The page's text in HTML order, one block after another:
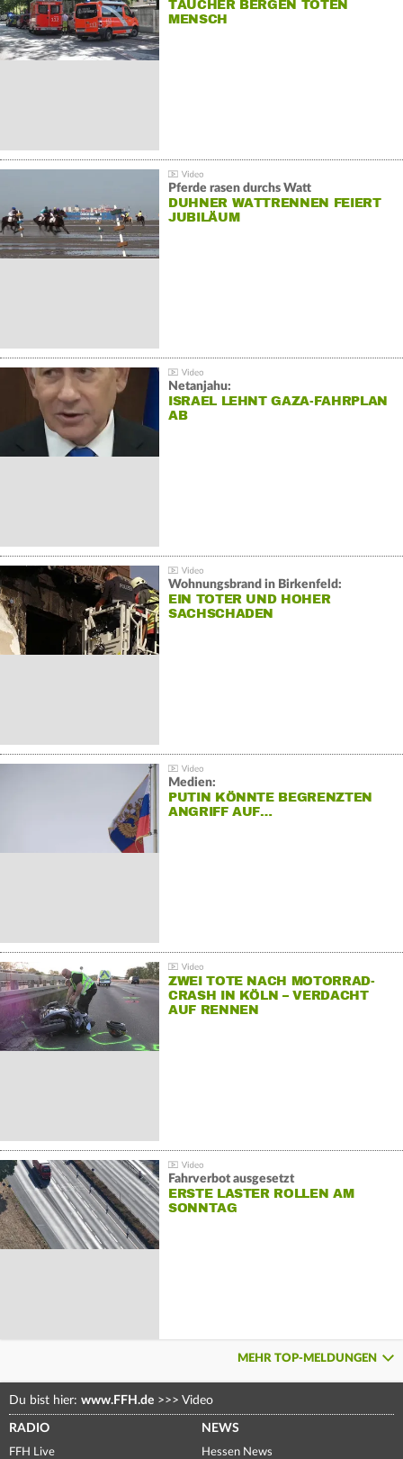
TAUCHER BERGEN TOTEN
MENSCH
Pferde rasen durchs Watt
DUHNER WATTRENNEN FEIERT
JUBILÄUM
Netanjahu:
ISRAEL LEHNT GAZA-FAHRPLAN
AB
Wohnungsbrand in Birkenfeld:
EIN TOTER UND HOHER
SACHSCHADEN
Medien:
PUTIN KÖNNTE BEGRENZTEN
ANGRIFF AUF…
ZWEI TOTE NACH MOTORRAD-
CRASH IN KÖLN – VERDACHT
AUF RENNEN
Fahrverbot ausgesetzt
ERSTE LASTER ROLLEN AM
SONNTAG
MEHR TOP-MELDUNGEN
Du bist hier: www.FFH.de >>> Video
RADIO
FFH Live
NEWS
Hessen News